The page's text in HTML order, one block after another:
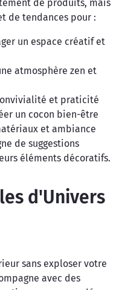
de produits, mais
de tendances pour :
un espace créatif et
atmosphère zen et
et praticité
un cocon bien-être
et ambiance
de suggestions
éléments décoratifs.
d'Univers
sans exploser votre
avec des